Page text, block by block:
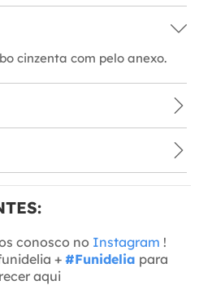
cinzenta com pelo anexo.
conosco no Instagram !
+ #Funidelia para
aqui